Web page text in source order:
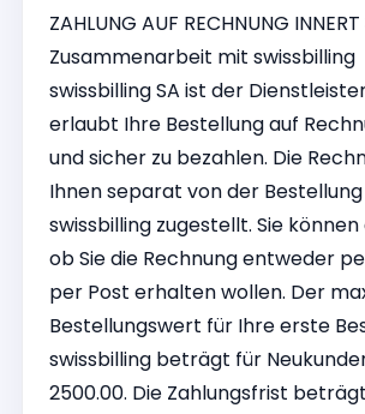
ZAHLUNG AUF RECHNUNG
Zusammenarbeit mit swissbilling
swissbilling SA ist der
erlaubt Ihre Bestellung auf
und sicher zu bezahlen. Die
Ihnen separat von der
swissbilling zugestellt. Sie
ob Sie die Rechnung entweder
per Post erhalten wollen. Der
Bestellungswert für Ihre erste
swissbilling beträgt für
2500.00. Die Zahlungsfrist